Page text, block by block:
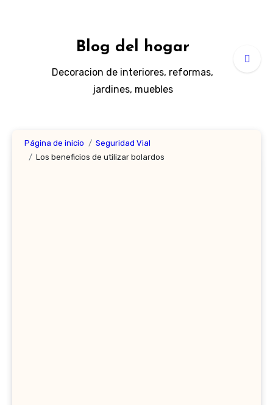
Blog del hogar
Decoracion de interiores, reformas,
jardines, muebles
Página de inicio
Seguridad Vial
Los beneficios de utilizar bolardos